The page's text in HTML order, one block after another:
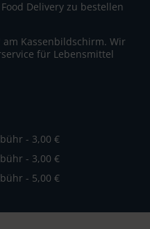
Delivery zu bestellen
Kassenbildschirm. Wir
für Lebensmittel
- 3,00 €
- 3,00 €
- 5,00 €